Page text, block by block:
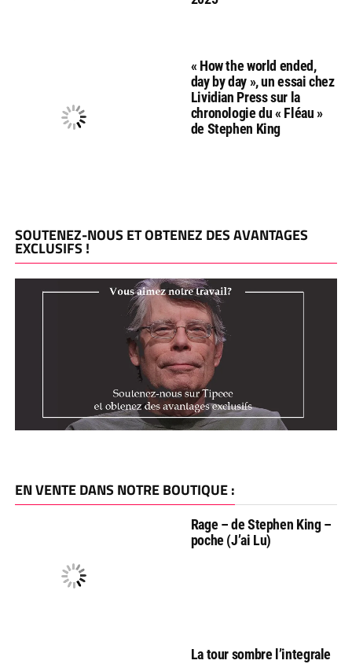
« How the world ended,
day by day », un essai chez
Lividian Press sur la
chronologie du « Fléau »
de Stephen King
SOUTENEZ-NOUS ET OBTENEZ DES AVANTAGES
EXCLUSIFS !
EN VENTE DANS NOTRE BOUTIQUE :
Rage – de Stephen King –
poche (J’ai Lu)
La tour sombre l’integrale